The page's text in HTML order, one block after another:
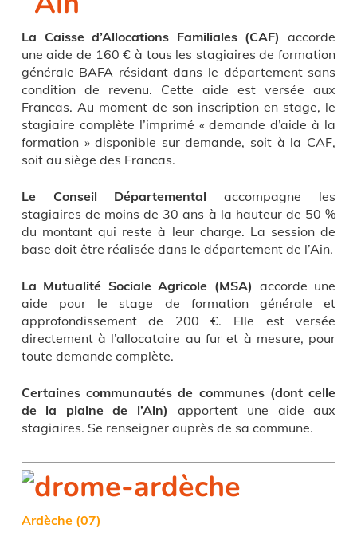
La Caisse d’Allocations Familiales (CAF) accorde
une aide de 160 € à tous les stagiaires de formation
générale BAFA résidant dans le département sans
condition de revenu. Cette aide est versée aux
Francas. Au moment de son inscription en stage, le
stagiaire complète l’imprimé « demande d’aide à la
formation » disponible sur demande, soit à la CAF,
soit au siège des Francas.
Le Conseil Départemental accompagne les
stagiaires de moins de 30 ans à la hauteur de 50 %
du montant qui reste à leur charge. La session de
base doit être réalisée dans le département de l’Ain.
La Mutualité Sociale Agricole (MSA) accorde une
aide pour le stage de formation générale et
approfondissement de 200 €. Elle est versée
directement à l’allocataire au fur et à mesure, pour
toute demande complète.
Certaines communautés de communes (dont celle
de la plaine de l’Ain) apportent une aide aux
stagiaires. Se renseigner auprès de sa commune.
Ardèche (07)